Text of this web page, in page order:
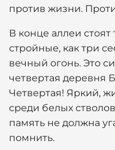
против жизни.
В конце аллеи
стройные, как три
вечный огонь. Это
четвертая деревня
Четвертая! Яркий,
среди белых
память не должна
помнить.